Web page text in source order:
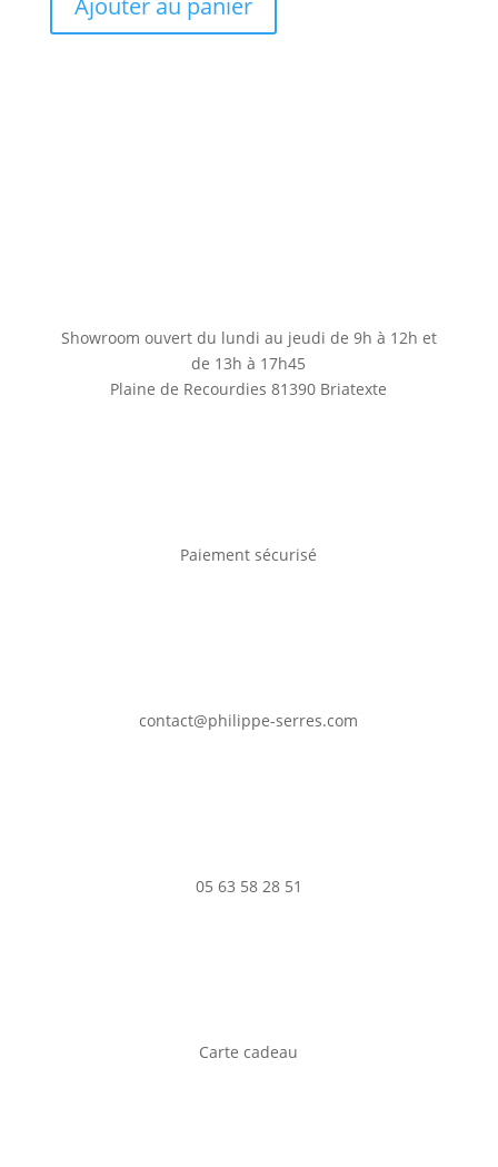
Ajouter au panier
Showroom ouvert du lundi au jeudi de 9h à 12h et
de 13h à 17h45
Plaine de Recourdies81390 Briatexte
Paiement sécurisé
contact@philippe-serres.com
05 63 58 28 51
Carte cadeau